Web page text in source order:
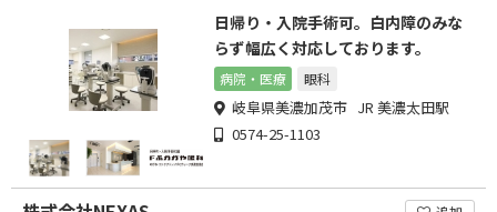
日帰り・入院手術可。白内障のみな
らず幅広く対応しております。
病院・医療 眼科
岐阜県美濃加茂市 JR 美濃太田駅
0574-25-1103